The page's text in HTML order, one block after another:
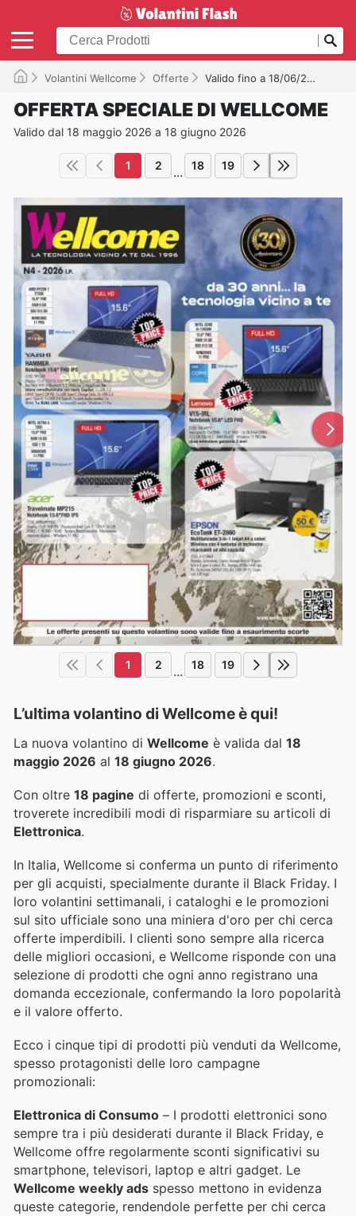
Volantini Wellcome Offerte Valido fino a 18/06/2026
OFFERTA SPECIALE DI WELLCOME
Valido dal 18 maggio 2026 a 18 giugno 2026
1 2 ... 18 19
1 2 ... 18 19
L’ultima volantino di Wellcome è qui!
La nuova volantino di Wellcome è valida dal 18
maggio 2026 al 18 giugno 2026.
Con oltre 18 pagine di offerte, promozioni e sconti,
troverete incredibili modi di risparmiare su articoli di
Elettronica.
In Italia, Wellcome si conferma un punto di riferimento
per gli acquisti, specialmente durante il Black Friday. I
loro volantini settimanali, i cataloghi e le promozioni
sul sito ufficiale sono una miniera d'oro per chi cerca
offerte imperdibili. I clienti sono sempre alla ricerca
delle migliori occasioni, e Wellcome risponde con una
selezione di prodotti che ogni anno registrano una
domanda eccezionale, confermando la loro popolarità
e il valore offerto.
Ecco i cinque tipi di prodotti più venduti da Wellcome,
spesso protagonisti delle loro campagne
promozionali:
Elettronica di Consumo – I prodotti elettronici sono
sempre tra i più desiderati durante il Black Friday, e
Wellcome offre regolarmente sconti significativi su
smartphone, televisori, laptop e altri gadget. Le
Wellcome weekly ads spesso mettono in evidenza
queste categorie, rendendole perfette per chi cerca